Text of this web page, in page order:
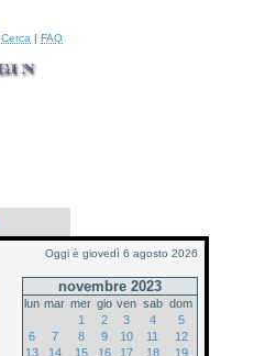
Cerca | FAQ
Oggi è giovedì 6 agosto 2026
novembre 2023
lun mar mer gio ven sab dom
1
2 3 4
5
6
7 8 9 10 11
12
13
14 15 16 17 18
19